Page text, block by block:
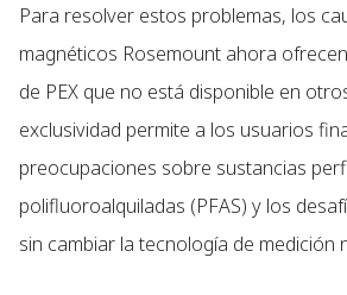
Para resolver estos problemas, los
magnéticos Rosemount ahora
de PEX que no está disponible en
exclusividad permite a los usuarios
preocupaciones sobre sustancias
polifluoroalquiladas (PFAS) y los
sin cambiar la tecnología de medición